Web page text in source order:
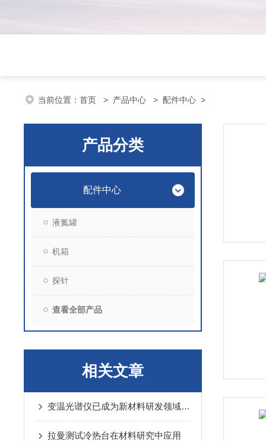
当前位置： 首页 > 产品中心 > 配件中心 >
产品分类
配件中心
液氮罐
机箱
探针
查看全部产品
相关文章
变温光谱仪已成为新材料研发领域的核心分析工具
拉曼测试冷热台在材料研究中应用